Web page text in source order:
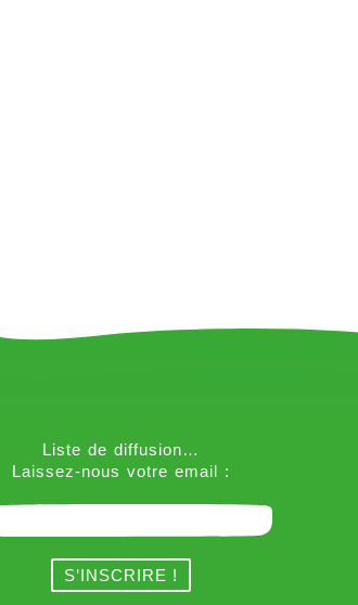
Liste de diffusion…
Laissez-nous votre email :